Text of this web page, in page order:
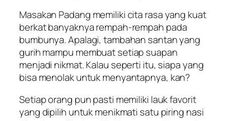
Masakan Padang memiliki cita rasa yang kuat
berkat banyaknya rempah-rempah pada
bumbunya. Apalagi, tambahan santan yang
gurih mampu membuat setiap suapan
menjadi nikmat. Kalau seperti itu, siapa yang
bisa menolak untuk menyantapnya, kan?
Setiap orang pun pasti memiliki lauk favorit
yang dipilih untuk menikmati satu piring nasi